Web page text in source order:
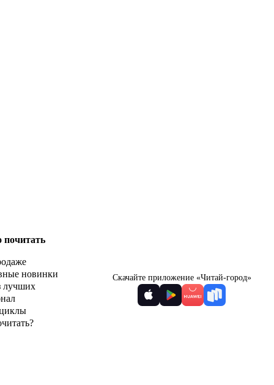
почитать
новинки
лучших
Скачайте приложение «Читай-город»